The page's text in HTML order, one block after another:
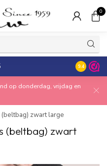
0
30 dagen
9.4
op donderdag, vrijdag en
zwart large
(beltbag) zwart